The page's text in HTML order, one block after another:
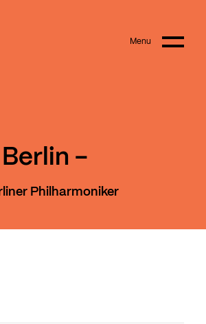
Menu
Berlin -
Philharmoniker